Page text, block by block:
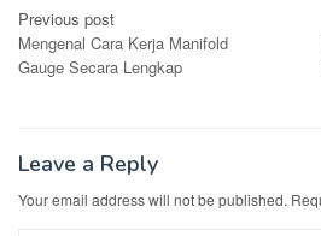
Post
navigation
Previous post
Mengenal Cara Kerja Manifold
Gauge Secara Lengkap
Leave a Reply
Your email address will not be published.